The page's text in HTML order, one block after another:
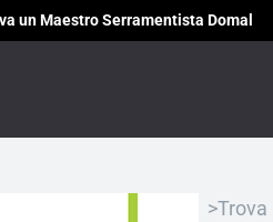
un Maestro Serramentista Domal